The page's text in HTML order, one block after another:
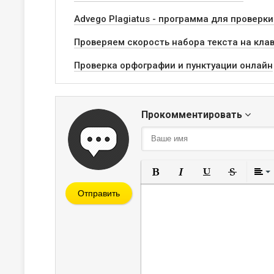
Аdvego Рlagiatus - программа для проверки
Проверяем скорость набора текста на
Проверка орфографии и пунктуации онлайн
Прокомментировать
Полужирный
Курсив
Отправить